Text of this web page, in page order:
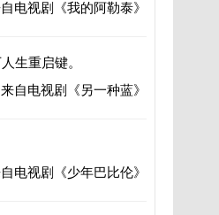
电视剧
《我的阿勒泰》
生重启键。
自电视剧
《另一种蓝》
电视剧
《少年巴比伦》